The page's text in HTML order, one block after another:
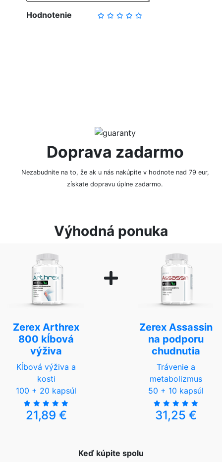
Hodnotenie
Doprava zadarmo
Nezabudnite na to, že ak u nás nakúpite v hodnote nad 79 eur,
získate dopravu úplne zadarmo.
Výhodná ponuka
Zerex Arthrex
800 kĺbová
výživa
Kĺbová výživa a
kosti
100 + 20 kapsúl
21,89 €
Zerex Assassin
na podporu
chudnutia
Trávenie a
metabolizmus
50 + 10 kapsúl
31,25 €
Keď kúpite spolu